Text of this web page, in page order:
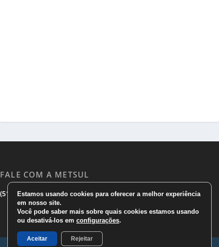
FALE COM A METSUL
(51) 3533 1983|(51)3785 7752|comercial@metsul.com
Estamos usando cookies para oferecer a melhor experiência
em nosso site.
Você pode saber mais sobre quais cookies estamos usando
ou desativá-los em configurações.
Aceitar Rejeitar